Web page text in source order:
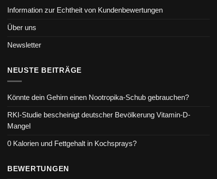
Information zur Echtheit von Kundenbewertungen
Über uns
Newsletter
NEUSTE BEITRÄGE
Könnte dein Gehirn einen Nootropika-Schub gebrauchen?
RKI-Studie bescheinigt deutscher Bevölkerung Vitamin-D-
Mangel
0 Kalorien und Fettgehalt in Kochsprays?
BEWERTUNGEN